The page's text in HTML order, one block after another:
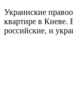
Украинские
квартире в Киеве.
российские, и